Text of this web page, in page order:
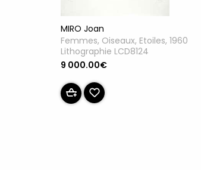
MIRO Joan
Femmes, Oiseaux, Etoiles, 1960
Lithographie LCD8124
9 000.00€